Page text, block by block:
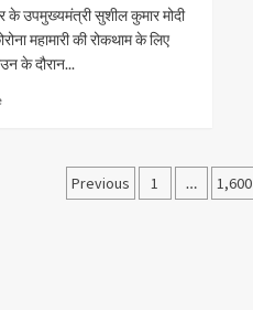
के उपमुख्यमंत्री सुशील कुमार मोदी
महामारी की रोकथाम के लिए
के दौरान...
Posts
Previous 1 … 1,600